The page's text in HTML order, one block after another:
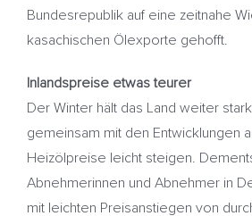
Bundesrepublik auf eine zeitnahe
kasachischen Ölexporte gehofft.
Inlandspreise etwas teurer
Der Winter hält das Land weiter
gemeinsam mit den Entwicklungen
Heizölpreise leicht steigen.
Abnehmerinnen und Abnehmer in
mit leichten Preisanstiegen von